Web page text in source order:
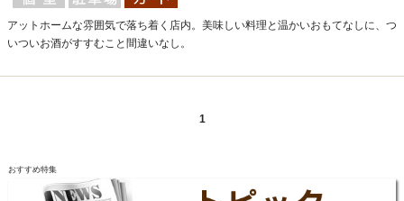
アットホームな雰囲気で落ち着く店内。美味しい料理と温かいおもてなしに、つ
いついお酒がすすむこと間違いなし。
1
おすすめ特集